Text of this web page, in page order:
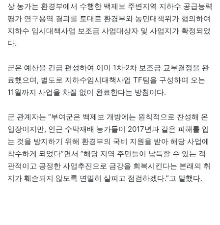
상 농가는 환경부에서 수행한 백제보 주변지역 지하수 공급능력
평가 연구용역 결과를 토대로 환경부와 농민대책위가 협의하여
지하수 임시대책사업 보조금 사업대상자 및 사업지가 확정되었
다.
군은 예산을 긴급 편성하여 이미 1차·2차 보조금 교부결정을 완
료했으며, 별도로 지하수임시대책사업 TF팀을 구성하여 오는
11월까지 사업을 차질 없이 완료한다는 방침이다.
군 관계자는 “부여군은 백제보 개방에는 원칙적으로 찬성해 온
입장이지만, 인근 수막재배 농가들이 2017년과 같은 피해를 입
는 것을 방지하기 위해 환경부의 국비 지원을 받아 해당 사업에
착수하게 되었다”면서 “해당 지역 주민들이 납득할 수 있는 객
관적이고 공정한 사업추진으로 금강을 회복시킨다는 본래의 취
지가 훼손되지 않도록 면밀히 살피고 점검하겠다.”고 말했다.